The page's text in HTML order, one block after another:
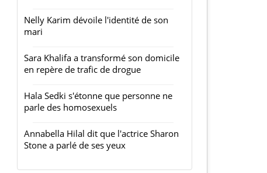
Nelly Karim dévoile l'identité de son
mari
Sara Khalifa a transformé son domicile
en repère de trafic de drogue
Hala Sedki s'étonne que personne ne
parle des homosexuels
Annabella Hilal dit que l'actrice Sharon
Stone a parlé de ses yeux